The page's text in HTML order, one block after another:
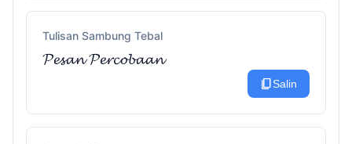
Tulisan Sambung Tebal
𝓟𝓮𝓼𝓪𝓷 𝓟𝓮𝓻𝓬𝓸𝓫𝓪𝓪𝓷
content_copySalin